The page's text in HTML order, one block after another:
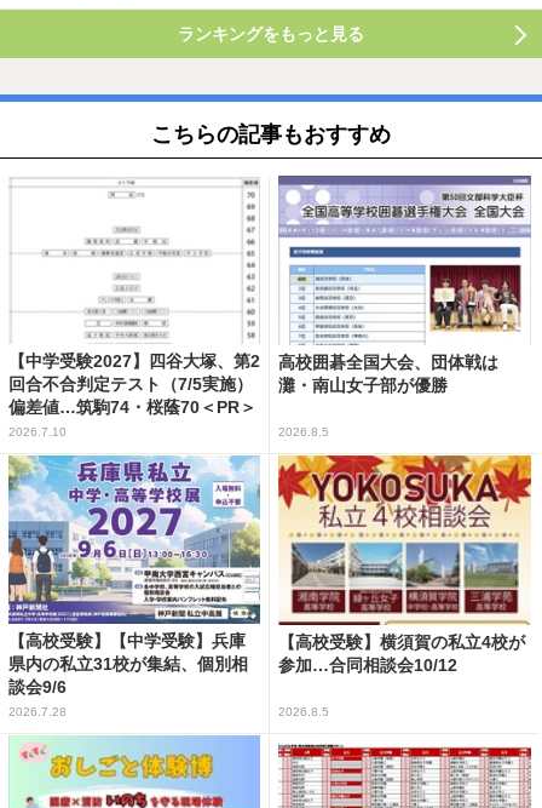
ランキングをもっと見る
こちらの記事もおすすめ
【中学受験2027】四谷大塚、第2
回合不合判定テスト（7/5実施）
偏差値…筑駒74・桜蔭70＜PR＞
2026.7.10
高校囲碁全国大会、団体戦は
灘・南山女子部が優勝
2026.8.5
【高校受験】【中学受験】兵庫
県内の私立31校が集結、個別相
談会9/6
2026.7.28
【高校受験】横須賀の私立4校が
参加…合同相談会10/12
2026.8.5